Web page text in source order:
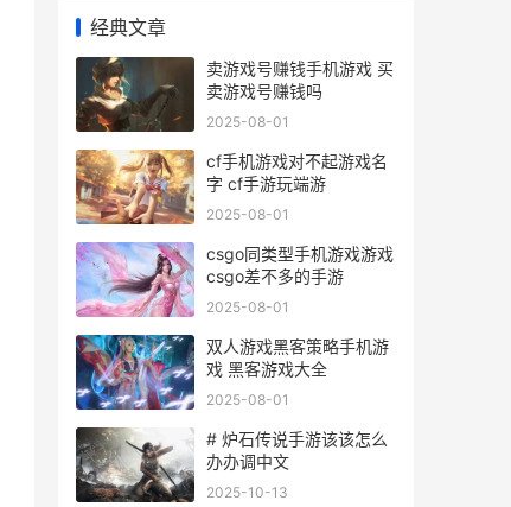
经典文章
卖游戏号赚钱手机游戏 买
卖游戏号赚钱吗
2025-08-01
cf手机游戏对不起游戏名
字 cf手游玩端游
2025-08-01
csgo同类型手机游戏游戏
csgo差不多的手游
2025-08-01
双人游戏黑客策略手机游
戏 黑客游戏大全
2025-08-01
# 炉石传说手游该该怎么
办办调中文
2025-10-13